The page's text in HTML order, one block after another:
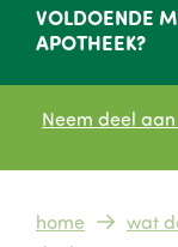
VOLDOENDE
APOTHEEK?
Neem deel
home
wat